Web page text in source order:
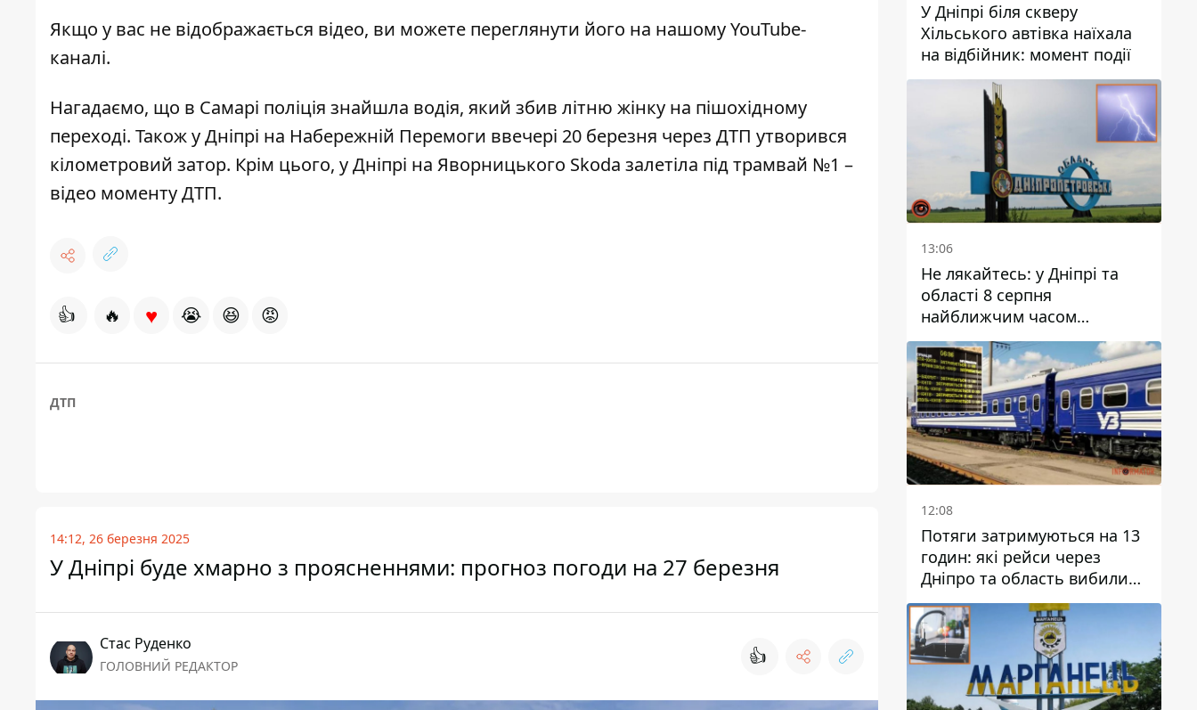
Якщо у вас не відображається відео, ви можете переглянути його на нашому YouTube-
каналі.
Нагадаємо, що в Самарі поліція знайшла водія, який збив літню жінку на пішохідному
переході. Такожу Дніпрі на Набережній Перемоги ввечері 20 березня через ДТП утворився
кілометровий затор. Крім цього, у Дніпрі на Яворницького Skoda залетіла під трамвай №1 –
відео моменту ДТП.
👍 🔥 ♥ 😭 😆 😡
ДТП
14:12, 26 березня 2025
У Дніпрі буде хмарно з проясненнями: прогноз погоди на 27 березня
Стас Руденко
ГОЛОВНИЙ РЕДАКТОР 👍
У Дніпрі біля скверу
Хільського автівка наїхала
на відбійник: момент події
13:06
Не лякайтесь: у Дніпрі та
області 8 серпня
найближчим часом
очікується гроза
12:08
Потяги затримуються на 13
годин: які рейси через
Дніпро та область вибилися
з графіка